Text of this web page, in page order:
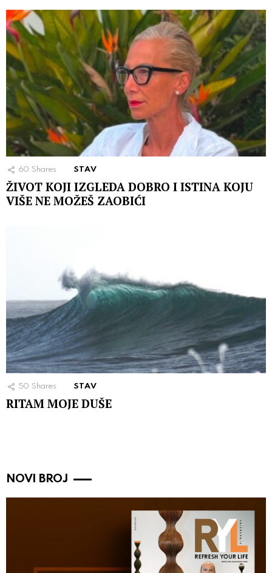
60 Shares STAV
ŽIVOT KOJI IZGLEDA DOBRO I ISTINA KOJU
VIŠE NE MOŽEŠ ZAOBIĆI
50 Shares STAV
RITAM MOJE DUŠE
NOVI BROJ